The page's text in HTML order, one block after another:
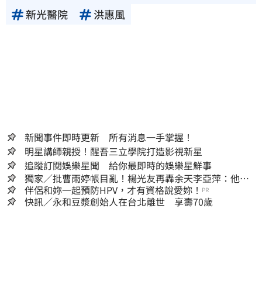
新光醫院
洪惠風
新聞事件即時更新 所有消息一手掌握！
明星講師親授！醒吾三立學院打造影視新星
追蹤訂閱娛樂星聞 給你最即時的娛樂星鮮事
獨家／批曹雨婷帳目亂！楊光友再轟余天李亞萍：他們
工會跟演藝圈沒關
伴侶和妳一起預防HPV，才有資格說愛妳！ PR
快訊／永和豆漿創始人在台北離世 享壽70歲